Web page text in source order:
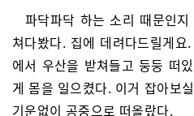
파닥파닥 하는 소리 때문인
쳐다봤다. 집에 데려다드릴게
에서 우산을 받쳐들고 둥둥 떠
게 몸을 일으켰다. 이거 잡아보
기운없이 공중으로 떠올랐다.